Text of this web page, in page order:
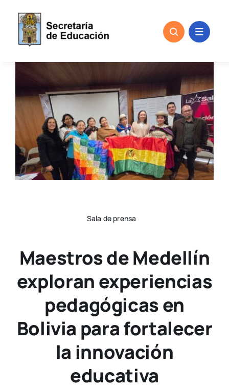
content
Sala de prensa
Maestros de Medellín
exploran experiencias
pedagógicas en
Bolivia para fortalecer
la innovación
educativa